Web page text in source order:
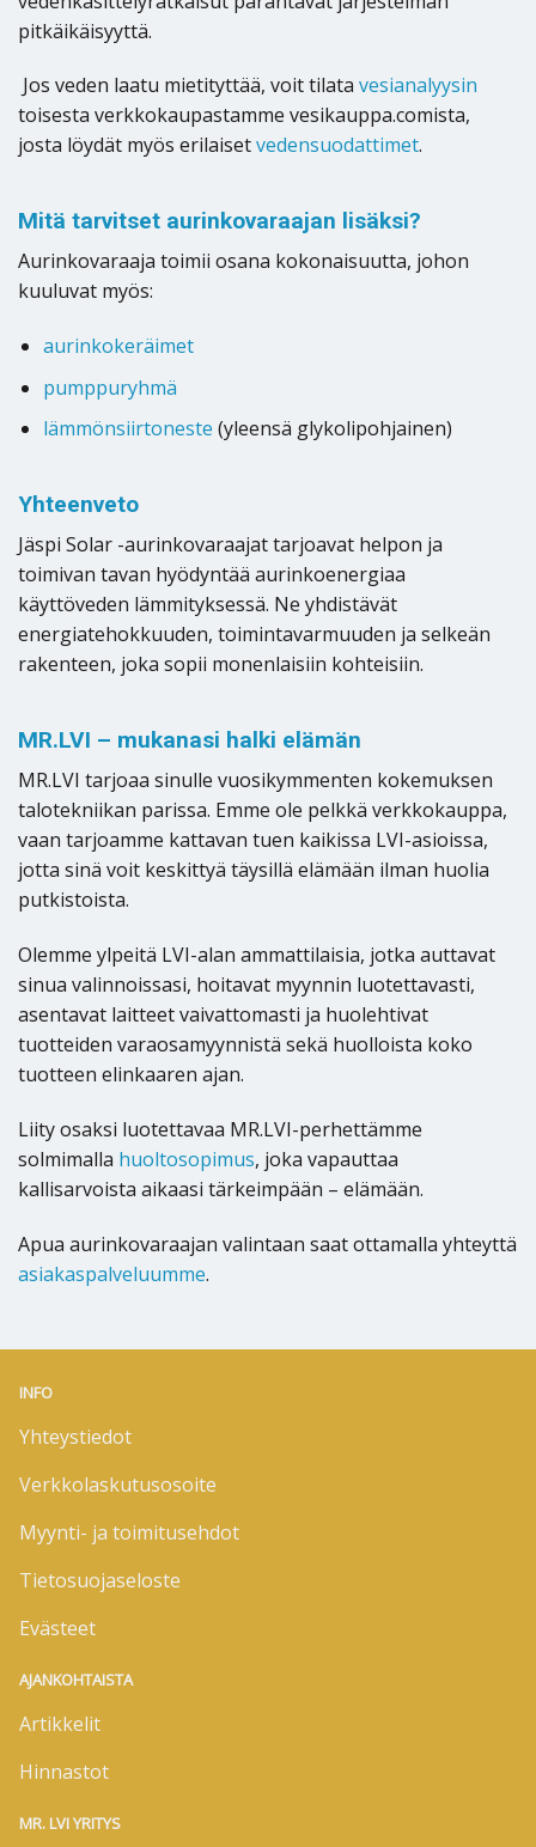
pitkäikäisyyttä.
Jos veden laatu mietityttää, voit tilata vesianalyysin
toisesta verkkokaupastamme vesikauppa.comista,
josta löydät myös erilaisetvedensuodattimet.
Mitä tarvitset aurinkovaraajan lisäksi?
Aurinkovaraaja toimii osana kokonaisuutta, johon
kuuluvat myös:
aurinkokeräimet
pumppuryhmä
lämmönsiirtoneste (yleensä glykolipohjainen)
Yhteenveto
Jäspi Solar -aurinkovaraajat tarjoavat helpon ja
toimivan tavan hyödyntää aurinkoenergiaa
käyttöveden lämmityksessä. Ne yhdistävät
energiatehokkuuden, toimintavarmuuden ja selkeän
rakenteen, joka sopii monenlaisiin kohteisiin.
MR.LVI – mukanasi halki elämän
MR.LVI tarjoaa sinulle vuosikymmenten kokemuksen
talotekniikan parissa. Emme ole pelkkä verkkokauppa,
vaan tarjoamme kattavan tuen kaikissa LVI-asioissa,
jotta sinä voit keskittyä täysillä elämään ilman huolia
putkistoista.
Olemme ylpeitä LVI-alan ammattilaisia, jotka auttavat
sinua valinnoissasi, hoitavat myynnin luotettavasti,
asentavat laitteet vaivattomasti ja huolehtivat
tuotteiden varaosamyynnistä sekä huolloista koko
tuotteen elinkaaren ajan.
Liity osaksi luotettavaa MR.LVI-perhettämme
solmimalla huoltosopimus, joka vapauttaa
kallisarvoista aikaasi tärkeimpään – elämään.
Apua aurinkovaraajan valintaan saat ottamalla yhteyttä
asiakaspalveluumme.
INFO
Yhteystiedot
Verkkolaskutusosoite
Myynti- ja toimitusehdot
Tietosuojaseloste
Evästeet
AJANKOHTAISTA
Artikkelit
Hinnastot
MR. LVI YRITYS